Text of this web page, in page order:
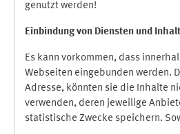
genutzt werden!
Einbindung von Diensten und
Es kann vorkommen, dass
Webseiten eingebunden werden.
Adresse, könnten sie die Inhalte
verwenden, deren jeweilige
statistische Zwecke speichern.